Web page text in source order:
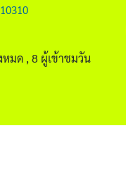
หมด , 8 ผู้เข้าชมวัน